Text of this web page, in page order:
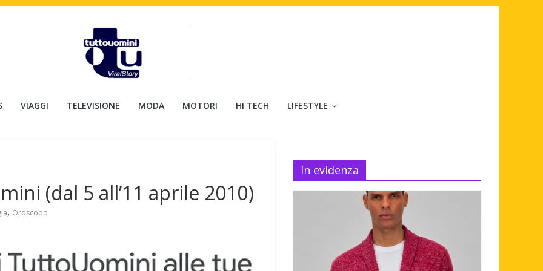
VIAGGI TELEVISIONE MODA MOTORI HI TECH LIFESTYLE
(dal 5 all’11 aprile 2010)
, Oroscopo
In evidenza